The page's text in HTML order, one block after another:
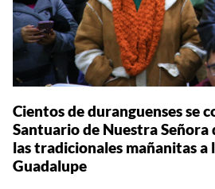
Cientos de duranguenses se
Santuario de Nuestra Señora
las tradicionales mañanitas a
Guadalupe